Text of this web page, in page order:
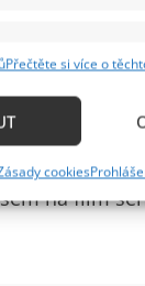
na základě
vyžádaných
Přečtěte si více o
cookies
hlavy. Kvůli
jako
další velkou
na film